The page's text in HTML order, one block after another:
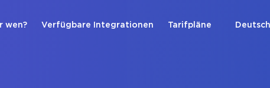
Deutsch
wen? Verfügbare Integrationen Tarifpläne